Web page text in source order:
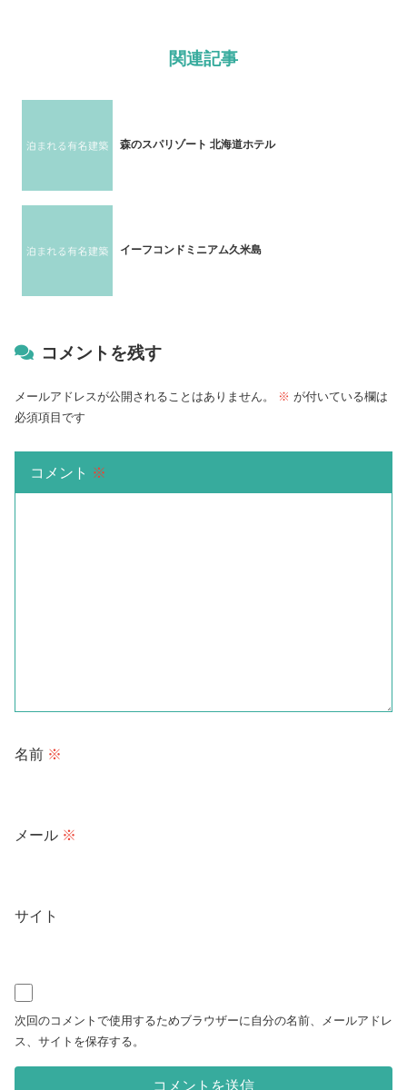
関連記事
森のスパリゾート 北海道ホテル
イーフコンドミニアム久米島
コメントを残す
メールアドレスが公開されることはありません。 ※ が付いている欄は
必須項目です
コメント ※
名前 ※
メール ※
サイト
次回のコメントで使用するためブラウザーに自分の名前、メールアドレ
ス、サイトを保存する。